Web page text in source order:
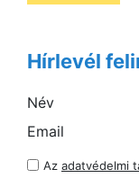
Hírlevél
Név
Email
Az adatvédelmi